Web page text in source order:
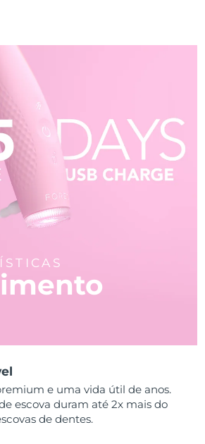
e uma vida útil de anos.
escova duram até 2x mais do
de dentes.